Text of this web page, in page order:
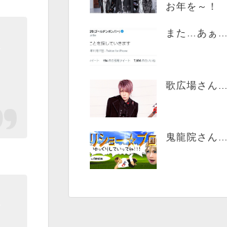
お年を～！
また…あぁ…
歌広場さん…
鬼龍院さん…